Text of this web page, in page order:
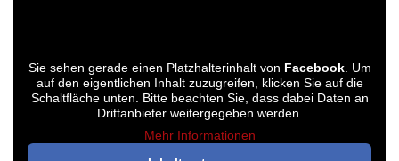
Sie sehen gerade einen Platzhalterinhalt von Facebook. Um
auf den eigentlichen Inhalt zuzugreifen, klicken Sie auf die
Schaltfläche unten. Bitte beachten Sie, dass dabei Daten an
Drittanbieter weitergegeben werden.
Mehr Informationen